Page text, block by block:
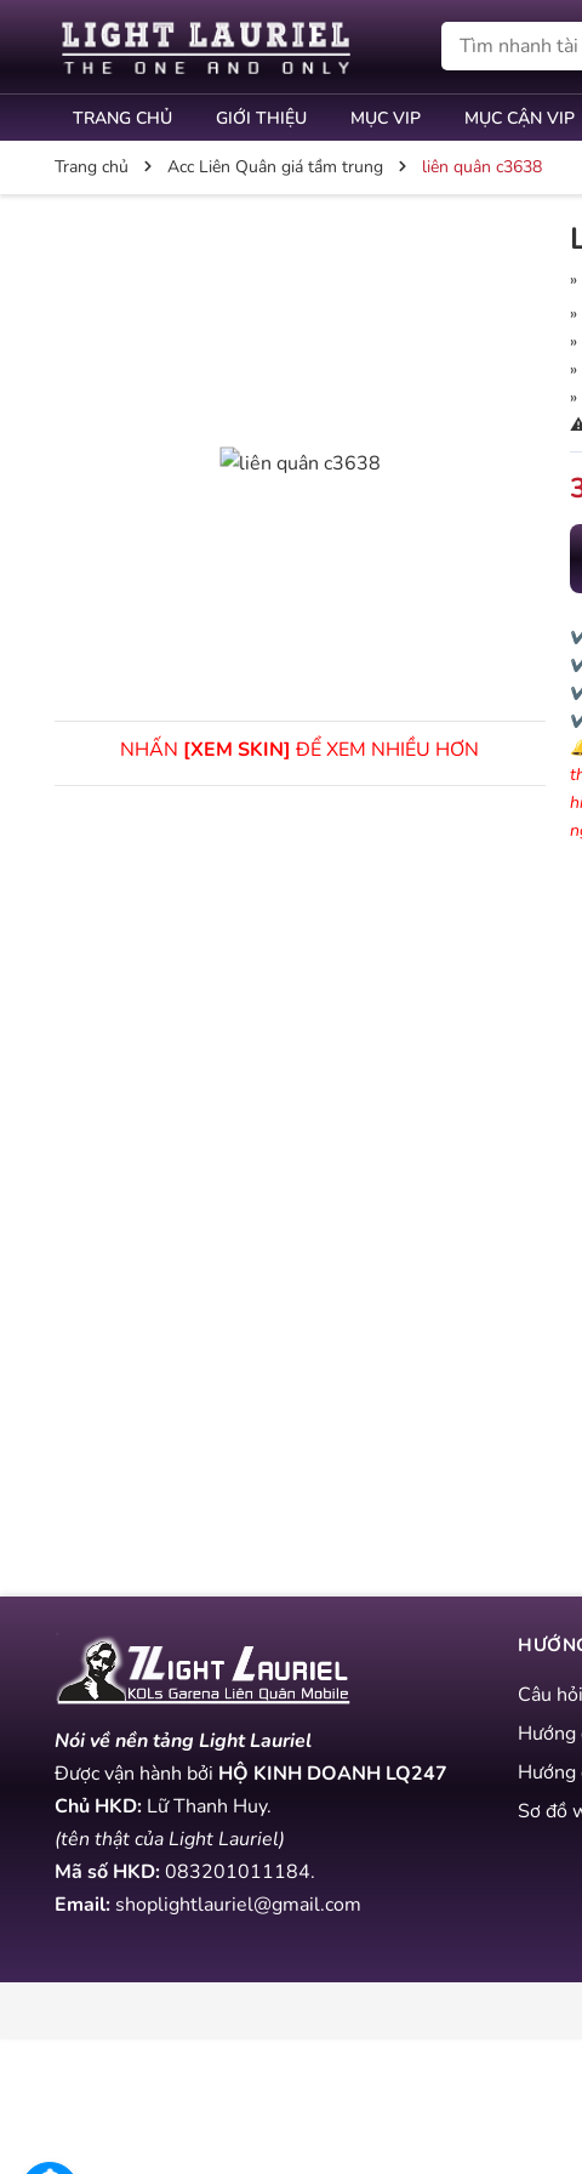
TRANG CHỦ GIỚI THIỆU MỤC VIP MỤC CẬN VIP
Trang chủ Acc Liên Quân giá tầm trung liên quân c3638
NHẤN [XEM SKIN] ĐỂ XEM NHIỀU HƠN
Nói về nền tảng Light Lauriel
Được vận hành bởi HỘ KINH DOANH LQ247
Chủ HKD: Lữ Thanh Huy.
(tên thật của Light Lauriel)
Mã số HKD:083201011184.
Email: shoplightlauriel@gmail.com
Câu
Hướng
Hướng
Sơ đồ